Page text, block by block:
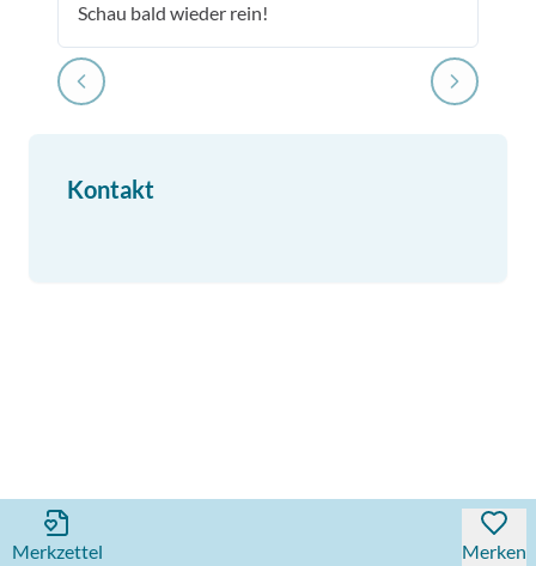
Schau bald wieder rein!
Kontakt
Merkzettel Merken